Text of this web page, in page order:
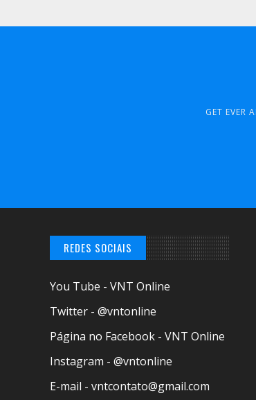
GET EVER
REDES SOCIAIS
You Tube - VNT Online
Twitter - @vntonline
Página no Facebook - VNT Online
Instagram - @vntonline
E-mail - vntcontato@gmail.com